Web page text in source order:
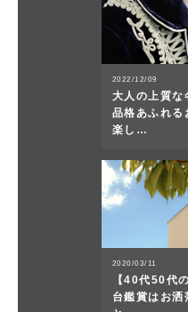
2022/12/09
大人の上質な
品格あふれる
楽し…
2020/03/11
【40代50代
台鑑賞はお洒